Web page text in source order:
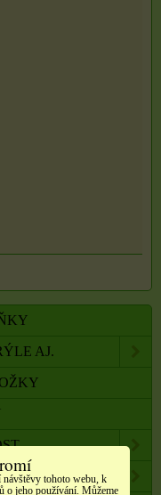
AJ.
tohoto webu, k
o jeho používání. Můžeme